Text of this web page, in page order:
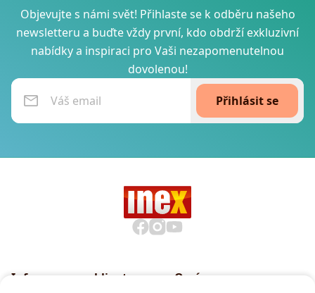
Objevujte s námi svět! Přihlaste se k odběru našeho
newsletteru a buďte vždy první, kdo obdrží exkluzivní
nabídky a inspiraci pro Vaši nezapomenutelnou
dovolenou!
Přihlásit se
Informace pro klienty O nás